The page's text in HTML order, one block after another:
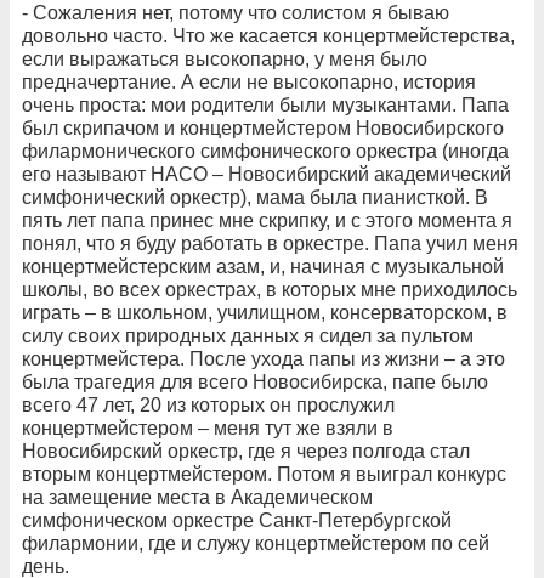
- Сожаления нет, потому что солистом я бываю
довольно часто. Что же касается концертмейстерства,
если выражаться высокопарно, у меня было
предначертание. А если не высокопарно, история
очень проста: мои родители были музыкантами. Папа
был скрипачом и концертмейстером Новосибирского
филармонического симфонического оркестра (иногда
его называют НАСО – Новосибирский академический
симфонический оркестр), мама была пианисткой. В
пять лет папа принес мне скрипку, и с этого момента я
понял, что я буду работать в оркестре. Папа учил меня
концертмейстерским азам, и, начиная с музыкальной
школы, во всех оркестрах, в которых мне приходилось
играть – в школьном, училищном, консерваторском, в
силу своих природных данных я сидел за пультом
концертмейстера. После ухода папы из жизни – а это
была трагедия для всего Новосибирска, папе было
всего 47 лет, 20 из которых он прослужил
концертмейстером – меня тут же взяли в
Новосибирский оркестр, где я через полгода стал
вторым концертмейстером. Потом я выиграл конкурс
на замещение места в Академическом
симфоническом оркестре Санкт-Петербургской
филармонии, где и служу концертмейстером по сей
день.